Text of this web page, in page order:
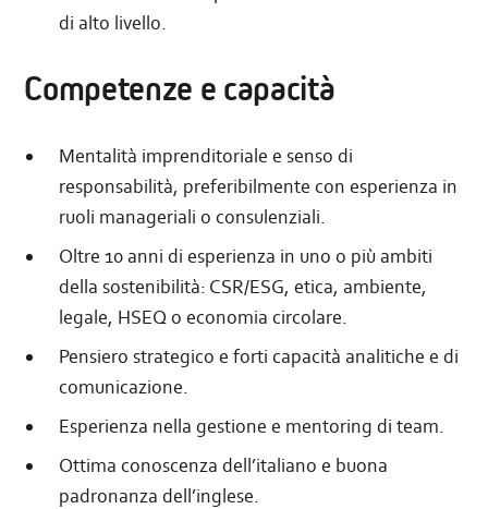
di alto livello.
Competenze e capacità
Mentalità imprenditoriale e senso di
responsabilità, preferibilmente con esperienza in
ruoli manageriali o consulenziali.
Oltre 10 anni di esperienza in uno o più ambiti
della sostenibilità: CSR/ESG, etica, ambiente,
legale, HSEQ o economia circolare.
Pensiero strategico e forti capacità analitiche e di
comunicazione.
Esperienza nella gestione e mentoring di team.
Ottima conoscenza dell’italiano e buona
padronanza dell’inglese.